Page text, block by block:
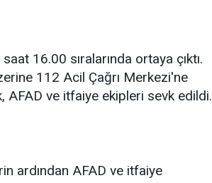
16.00 sıralarında ortaya çıktı.
112 Acil Çağrı Merkezi'ne
AFAD ve itfaiye ekipleri sevk edildi.
ardından AFAD ve itfaiye